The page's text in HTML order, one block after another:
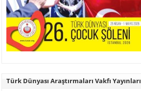
Türk Dünyası Araştırmaları Vakfı Yayınları